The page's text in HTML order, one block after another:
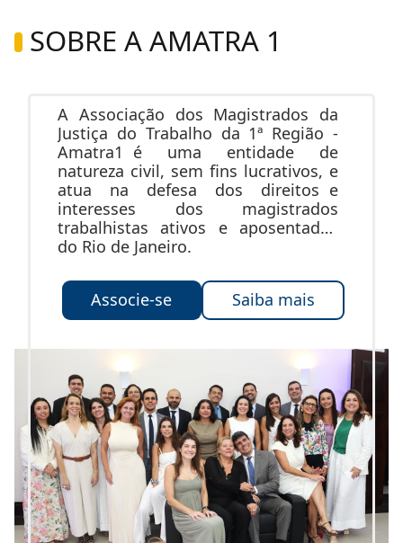
SOBRE A AMATRA 1
A Associação dos Magistrados da
Justiça do Trabalho da 1ª Região -
Amatra1 é uma entidade de
natureza civil, sem fins lucrativos, e
atua na defesa dos direitos e
interesses dos magistrados
trabalhistas ativos e aposentados
do Rio de Janeiro.
Associe-se Saiba mais